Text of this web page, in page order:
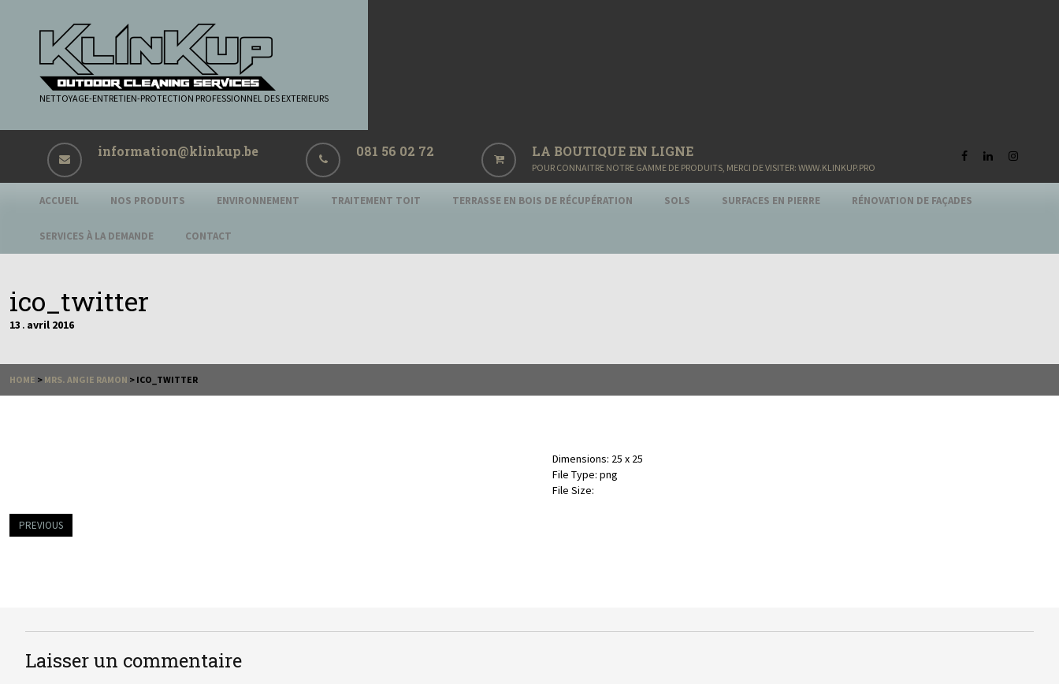
NETTOYAGE-ENTRETIEN-PROTECTION PROFESSIONNEL DES EXTERIEURS
information@klinkup.be 081 56 02 72 LA BOUTIQUE EN LIGNE
POUR CONNAITRE NOTRE GAMME DE PRODUITS, MERCI DE VISITER: WWW.KLINKUP.PRO
ACCUEIL NOS PRODUITS ENVIRONNEMENT TRAITEMENT TOIT TERRASSE EN BOIS DE RÉCUPÉRATION SOLS SURFACES EN PIERRE RÉNOVATION DE FAÇADES
SERVICES À LA DEMANDE CONTACT
ico_twitter
13 . avril 2016
HOME > MRS. ANGIE RAMON > ICO_TWITTER
Dimensions: 25 x 25
File Type: png
File Size:
PREVIOUS
Laisser un commentaire